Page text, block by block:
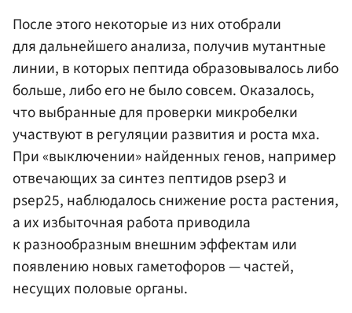
После этого некоторые из них отобрали
для дальнейшего анализа, получив мутантные
линии, в которых пептида образовывалось либо
больше, либо его не было совсем. Оказалось,
что выбранные для проверки микробелки
участвуют в регуляции развития и роста мха.
При «выключении» найденных генов, например
отвечающих за синтез пептидов psep3 и
psep25, наблюдалось снижение роста растения,
а их избыточная работа приводила
к разнообразным внешним эффектам или
появлению новых гаметофоров — частей,
несущих половые органы.